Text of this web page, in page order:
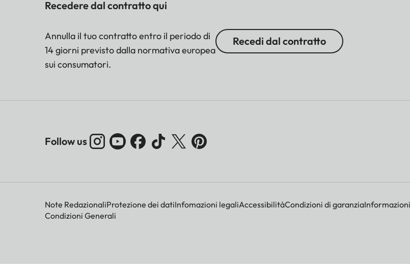
Recedere dal contratto qui
Annulla il tuo contratto entro il periodo di
14 giorni previsto dalla normativa europea
sui consumatori.
Recedi dal contratto
Follow us
Note RedazionaliProtezione dei datiInfomazioni legaliAccessibilitàCondizioni di garanzia
Condizioni Generali